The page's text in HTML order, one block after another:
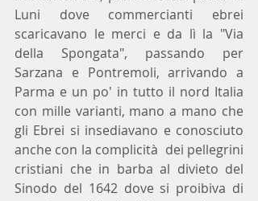
Luni dove commercianti ebrei
scaricavano le merci e da lì la "Via
della Spongata", passando per
Sarzana e Pontremoli, arrivando a
Parma e un po' in tutto il nord Italia
con mille varianti, mano a mano che
gli Ebrei si insediavano e conosciuto
anche con la complicità  dei pellegrini
cristiani che in barba al divieto del
Sinodo del 1642 dove si proibiva di